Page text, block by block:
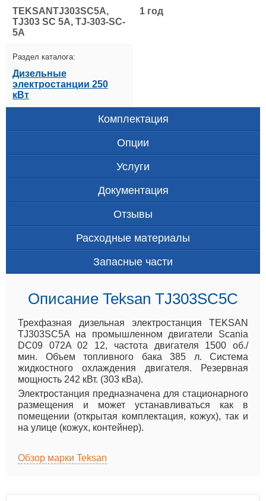
TEKSANTJ303SC5A,
TJ303 SC 5A, TJ-303-SC-
5A
1 год
Раздел каталога:
Дизельные
электростанции 250
кВт
Комплектация
Опции
Услуги
Документация
Отзывы
Расходные материалы
Запасные части
Описание Teksan TJ303SC5C
Трехфазная дизельная электростанция TEKSAN
TJ303SC5A на промышленном двигатели Scania
DC09 072A 02 12, частота двигателя 1500 об./
мин. Объем топливного бака 385 л. Система
жидкостного охлаждения двигателя. Резервная
мощность 242 кВт. (303 кВа).
Электростанция предназначена для стационарного
размещения и может устанавливаться как в
помещении (открытая комплектация, кожух), так и
на улице (кожух, контейнер).
Обзор марки Teksan